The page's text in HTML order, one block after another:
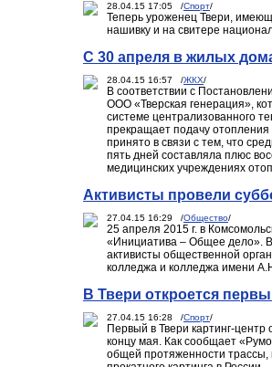
28.04.15 17:05 /Спорт/
Теперь уроженец Твери,
нашивку и на свитере
С 30 апреля в жилых
28.04.15 16:57 /ЖКХ/
В соответствии с
ООО «Тверская генерация»,
системе централизованного
прекращает подачу
принято в связи с тем, что
пять дней составляла плюс
медицинских учреждениях
Активисты провели
27.04.15 16:29 /Общество/
25 апреля 2015 г. в
«Инициатива – Общее дело». В
активисты общественной
колледжа и колледжа имени
В Твери откроется
27.04.15 16:28 /Спорт/
Первый в Твери картинг-
концу мая. Как сообщает
общей протяженности трассы,